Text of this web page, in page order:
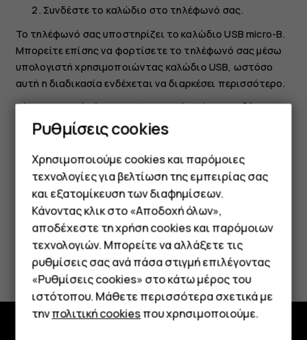
Smartphone
Τηλέφωνα απλής χρήσης
Tablet
Συνδέστε το καλώδιο στο τηλέφωνό σας.
Το τηλέφωνό σας υποστηρίζει το καλώδιο USB micro-B.
Μπορείτε επίσης να φορτίσετε το τηλέφωνό σας μέσω
υπολογιστή χρησιμοποιώντας καλώδιο USB, ωστόσο
αυτή η διαδικασία ενδέχεται να διαρκέσει περισσότερο.
Εάν η μπαταρία έχει αποφορτιστεί πλήρως, ενδέχεται
να χρειαστεί να περάσουν αρκετά λεπτά μέχρι να
εμφανιστεί στην οθόνη η ένδειξη φόρτισης της
μπαταρίας.
Το βρήκατε χρήσιμο;
Ναι Όχι
Ρυθμίσεις cookies
Χρησιμοποιούμε cookies και παρόμοιες
τεχνολογίες για βελτίωση της εμπειρίας σας
και εξατομίκευση των διαφημίσεων.
Κάνοντας κλικ στο «Αποδοχή όλων»,
αποδέχεστε τη χρήση cookies και παρόμοιων
τεχνολογιών. Μπορείτε να αλλάξετε τις
ρυθμίσεις σας ανά πάσα στιγμή επιλέγοντας
«Ρυθμίσεις cookies» στο κάτω μέρος του
ιστότοπου. Μάθετε περισσότερα σχετικά με
τηνπολιτική cookiesπου χρησιμοποιούμε.